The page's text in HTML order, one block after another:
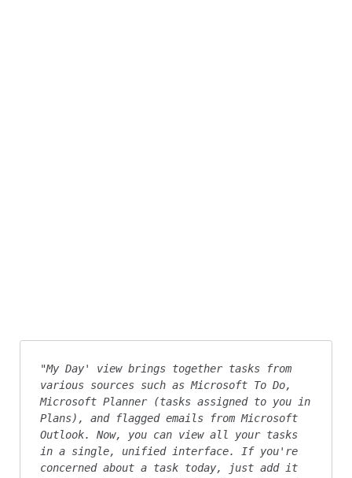
"My Day' view brings together tasks from
various sources such as Microsoft To Do,
Microsoft Planner (tasks assigned to you in
Plans), and flagged emails from Microsoft
Outlook. Now, you can view all your tasks
in a single, unified interface. If you're
concerned about a task today, just add it